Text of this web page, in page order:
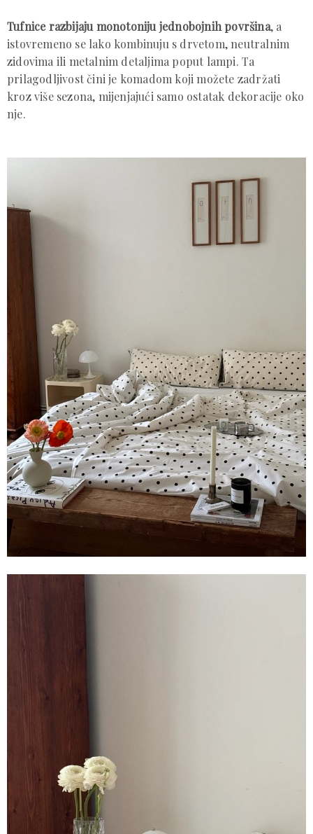
Tufnice razbijaju monotoniju jednobojnih površina, a
istovremeno se lako kombinuju s drvetom, neutralnim
zidovima ili metalnim detaljima poput lampi. Ta
prilagodljivost čini je komadom koji možete zadržati
kroz više sezona, mijenjajući samo ostatak dekoracije oko
nje.